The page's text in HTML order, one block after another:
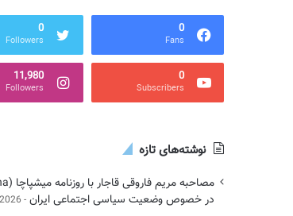
0
Fans
0
Followers
0
Subscribers
11,980
Followers
نوشته‌های تازه
در خصوص وضعیت سیاسی اجتماعی ایران